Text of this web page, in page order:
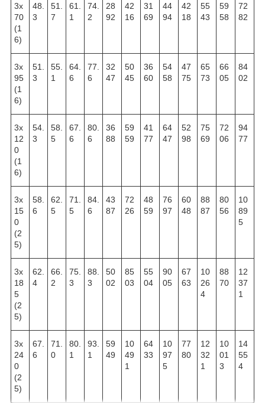
3х
70
(1
6)
48.
3
51.
7
61.
1
74.
2
28
92
42
16
31
69
44
94
42
18
55
43
59
58
72
82
3х
95
(1
6)
51.
3
55.
1
64.
6
77.
6
32
47
50
45
36
60
54
58
47
75
65
73
66
05
84
02
3х
12
0
(1
6)
54.
3
58.
5
67.
6
80.
6
36
88
59
59
41
77
64
47
52
98
75
69
72
06
94
77
3х
15
0
(2
5)
58.
6
62.
5
71.
5
84.
6
43
87
72
26
48
59
76
97
60
48
88
87
80
56
10
89
5
3х
18
5
(2
5)
62.
4
66.
2
75.
3
88.
3
50
02
85
03
55
04
90
05
67
63
10
26
4
88
70
12
37
1
3х
24
0
(2
5)
67.
6
71.
0
80.
1
93.
1
59
49
10
49
1
64
33
10
97
5
77
80
12
32
1
10
01
3
14
55
4